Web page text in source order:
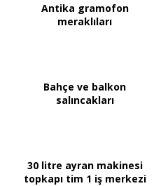
Antika gramofon
meraklıları
Bahçe ve balkon
salıncakları
30 litre ayran makinesi
topkapı tim 1 iş merkezi